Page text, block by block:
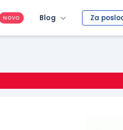
NOVO Blog Za